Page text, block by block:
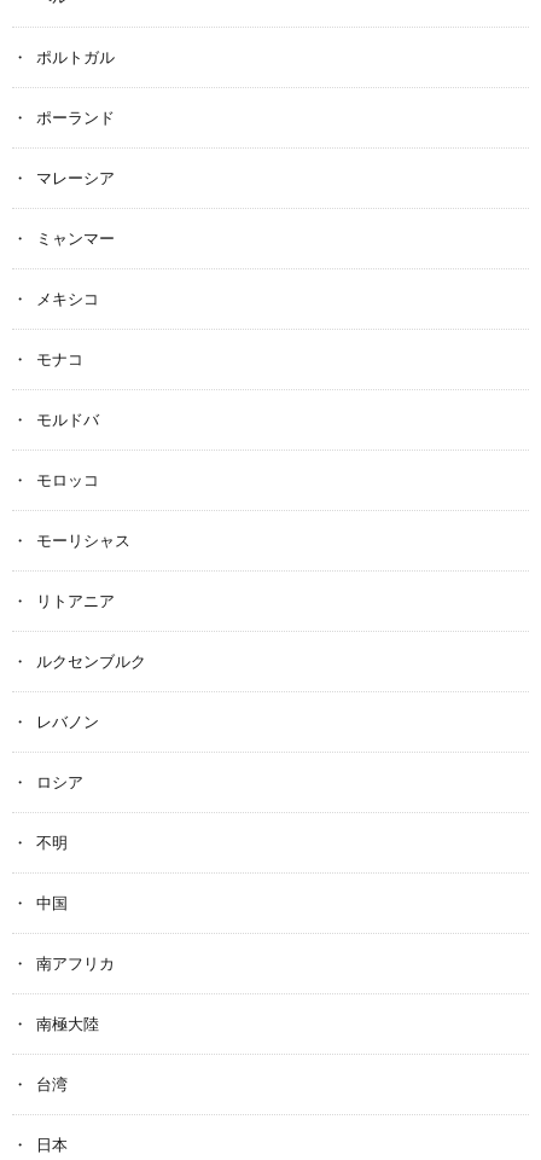
ポルトガル
ポーランド
マレーシア
ミャンマー
メキシコ
モナコ
モルドバ
モロッコ
モーリシャス
リトアニア
ルクセンブルク
レバノン
ロシア
不明
中国
南アフリカ
南極大陸
台湾
日本